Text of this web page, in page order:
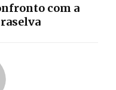
com a